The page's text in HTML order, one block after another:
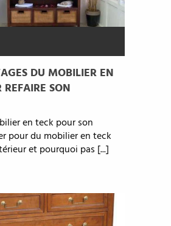
DU MOBILIER EN
SON
en teck pour son
pour du mobilier en teck
et pourquoi pas [...]